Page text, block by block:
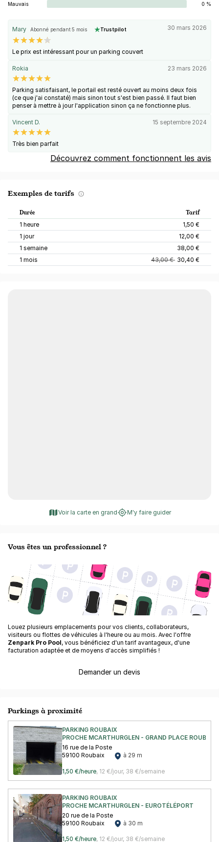
Mauvais
0 %
Mary Abonné pendant 5 mois Trustpilot 30 mars 2026
Le prix est intéressant pour un parking couvert
Rokia 23 mars 2026
Parking satisfaisant, le portail est resté ouvert au moins deux fois
(ce que j'ai constaté) mais sinon tout s'est bien passé. Il faut bien
penser à mettre à jour l'application sinon ça ne fonctionne plus.
Vincent D. 15 septembre 2024
Très bien parfait
Découvrez comment fonctionnent les avis
Exemples de tarifs
Durée Tarif
1 heure
1,50 €
1 jour
12,00 €
1 semaine
38,00 €
1 mois
43,00 € 30,40 €
Voir la carte en grand M'y faire guider
Vous êtes un professionnel ?
Louez plusieurs emplacements pour vos clients, collaborateurs,
visiteurs ou flottes de véhicules à l'heure ou au mois. Avec l'offre
Zenpark Pro Pool, vous bénéficiez d'un tarif avantageux, d'une
facturation adaptée et de moyens d'accès simplifiés !
Demander un devis
Parkings à proximité
PARKING ROUBAIX
PROCHE MCARTHURGLEN - GRAND PLACE ROUBAIX
16 rue de la Poste
59100 Roubaix
à 29 m
1,50 €/heure, 12 €/jour, 38 €/semaine
PARKING ROUBAIX
PROCHE MCARTHURGLEN - EUROTÉLÉPORT
20 rue de la Poste
59100 Roubaix
à 30 m
1,50 €/heure, 12 €/jour, 38 €/semaine